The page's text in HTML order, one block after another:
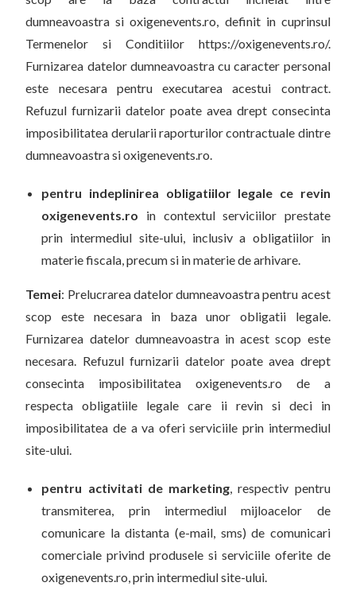
dumneavoastra si oxigenevents.ro, definit in cuprinsul
Termenelor si Conditiilor https://oxigenevents.ro/.
Furnizarea datelor dumneavoastra cu caracter personal
este necesara pentru executarea acestui contract.
Refuzul furnizarii datelor poate avea drept consecinta
imposibilitatea derularii raporturilor contractuale dintre
dumneavoastra si oxigenevents.ro.
pentru indeplinirea obligatiilor legale ce revin
oxigenevents.ro in contextul serviciilor prestate
prin intermediul site-ului, inclusiv a obligatiilor in
materie fiscala, precum si in materie de arhivare.
Temei: Prelucrarea datelor dumneavoastra pentru acest
scop este necesara in baza unor obligatii legale.
Furnizarea datelor dumneavoastra in acest scop este
necesara. Refuzul furnizarii datelor poate avea drept
consecinta imposibilitatea oxigenevents.ro de a
respecta obligatiile legale care ii revin si deci in
imposibilitatea de a va oferi serviciile prin intermediul
site-ului.
pentru activitati de marketing, respectiv pentru
transmiterea, prin intermediul mijloacelor de
comunicare la distanta (e-mail, sms) de comunicari
comerciale privind produsele si serviciile oferite de
oxigenevents.ro, prin intermediul site-ului.